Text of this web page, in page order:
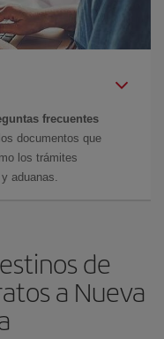
frecuentes
documentos que
los trámites
aduanas.
de
a Nueva